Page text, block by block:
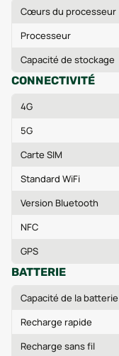
Cœurs du processeur
Processeur
Capacité de stockage
CONNECTIVITÉ
4G
5G
Carte SIM
Standard WiFi
Version Bluetooth
NFC
GPS
BATTERIE
Capacité de la batterie
Recharge rapide
Recharge sans fil